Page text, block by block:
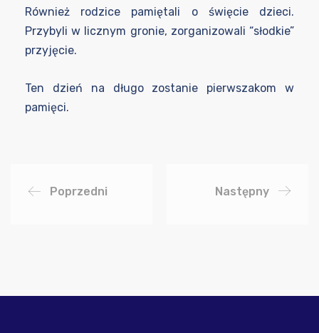
Również rodzice pamiętali o święcie dzieci.
Przybyli w licznym gronie, zorganizowali “słodkie”
przyjęcie.
Ten dzień na długo zostanie pierwszakom w
pamięci.
Poprzedni Następny